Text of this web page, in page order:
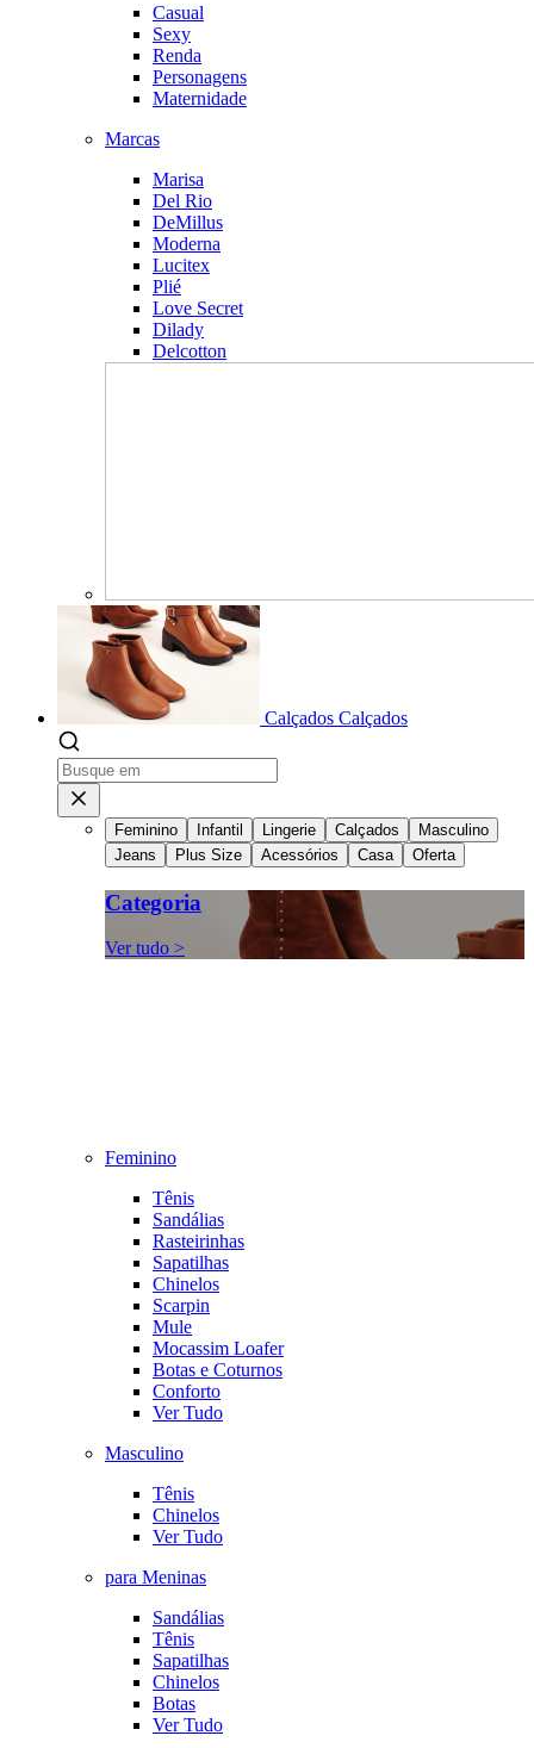
Casual
Sexy
Renda
Personagens
Maternidade
Marcas
Marisa
Del Rio
DeMillus
Moderna
Lucitex
Plié
Love Secret
Dilady
Delcotton
Calçados Calçados
Feminino Infantil Lingerie Calçados
Masculino
Jeans
Plus Size Acessórios Casa Oferta
Categoria
Ver tudo >
Feminino
Tênis
Sandálias
Rasteirinhas
Sapatilhas
Chinelos
Scarpin
Mule
Mocassim Loafer
Botas e Coturnos
Conforto
Ver Tudo
Masculino
Tênis
Chinelos
Ver Tudo
para Meninas
Sandálias
Tênis
Sapatilhas
Chinelos
Botas
Ver Tudo